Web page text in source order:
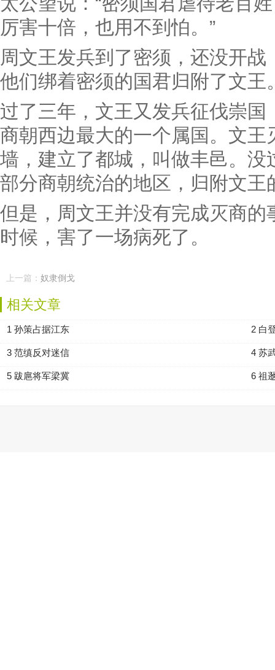
厉害十倍，也用不到怕。”
周文王发兵到了密须，还没开
他们绑着密须的国君归附了文王
过了三年，文王又发兵征伐崇
商朝西边最大的一个属国。文
墙，建立了都城，叫做丰邑。
部分商朝统治的地区，归附文王
但是，周文王并没有完成灭商
时候，害了一场病死了。
上一篇： 奴隶倒戈
相关文章
1 孙策占据江东 2 白
3 范缜反对迷信 4 苏
5 跋扈将军梁冀 6 祖